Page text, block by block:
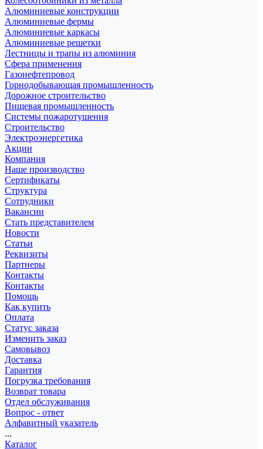
Алюминиевые конструкции
Алюминиевые фермы
Алюминиевые каркасы
Алюминиевые решетки
Лестницы и трапы из алюминия
Сфера применения
Газонефтепровод
Горнодобывающая промышленность
Дорожное строительство
Пищевая промышленность
Системы пожаротушения
Строительство
Электроэнергетика
Акции
Компания
Наше производство
Сертификаты
Структура
Сотрудники
Вакансии
Стать представителем
Новости
Статьи
Реквизиты
Партнеры
Контакты
Контакты
Помощь
Как купить
Оплата
Статус заказа
Изменить заказ
Самовывоз
Доставка
Гарантия
Погрузка требования
Возврат товара
Отдел обслуживания
Вопрос - ответ
Алфавитный указатель
...
Каталог